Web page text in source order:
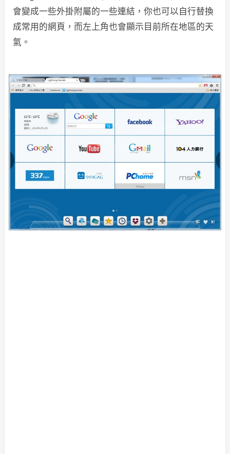
會變成一些外掛附屬的一些連結，你也可以自行替換
成常用的網頁，而左上角也會顯示目前所在地區的天
氣。